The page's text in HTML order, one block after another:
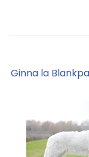
Ginna la